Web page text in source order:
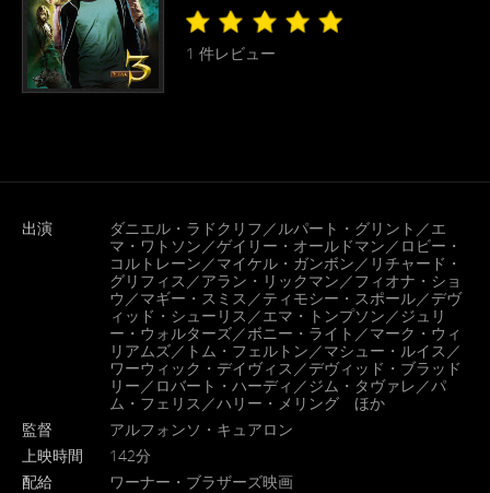
1 件レビュー
出演
ダニエル・ラドクリフ／ルパート・グリント／エ
マ・ワトソン／ゲイリー・オールドマン／ロビー・
コルトレーン／マイケル・ガンボン／リチャード・
グリフィス／アラン・リックマン／フィオナ・ショ
ウ／マギー・スミス／ティモシー・スポール／デヴ
ィッド・シューリス／エマ・トンプソン／ジュリ
ー・ウォルターズ／ボニー・ライト／マーク・ウィ
リアムズ／トム・フェルトン／マシュー・ルイス／
ワーウィック・デイヴィス／デヴィッド・ブラッド
リー／ロバート・ハーディ／ジム・タヴァレ／パ
ム・フェリス／ハリー・メリング ほか
監督
アルフォンソ・キュアロン
上映時間
142分
配給
ワーナー・ブラザーズ映画